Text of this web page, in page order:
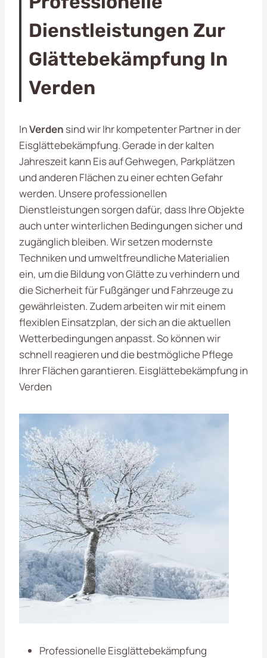
Dienstleistungen Zur
Glättebekämpfung In
Verden
InVerden sind wir Ihr kompetenter Partner in der
Eisglättebekämpfung. Gerade in der kalten
Jahreszeit kann Eis auf Gehwegen, Parkplätzen
und anderen Flächen zu einer echten Gefahr
werden. Unsere professionellen
Dienstleistungen sorgen dafür, dass Ihre Objekte
auch unter winterlichen Bedingungen sicher und
zugänglich bleiben. Wir setzen modernste
Techniken und umweltfreundliche Materialien
ein, um die Bildung von Glätte zu verhindern und
die Sicherheit für Fußgänger und Fahrzeuge zu
gewährleisten. Zudem arbeiten wir mit einem
flexiblen Einsatzplan, der sich an die aktuellen
Wetterbedingungen anpasst. So können wir
schnell reagieren und die bestmögliche Pflege
Ihrer Flächen garantieren. Eisglättebekämpfung in
Verden
Professionelle Eisglättebekämpfung